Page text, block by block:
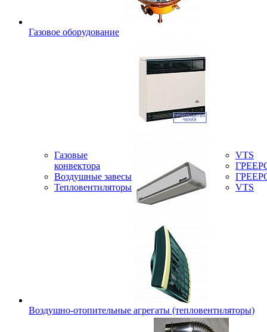
Газовое оборудование
Газовые
конвектора
Воздушные завесы
Тепловентиляторы
VTS
VTS
Воздушно-отопительные агрегаты (тепловентиляторы)